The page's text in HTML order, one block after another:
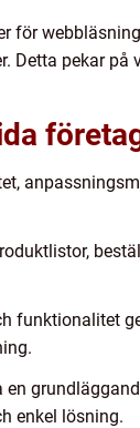
för
Detta pekar på
funktionalitet
enkel lösning.